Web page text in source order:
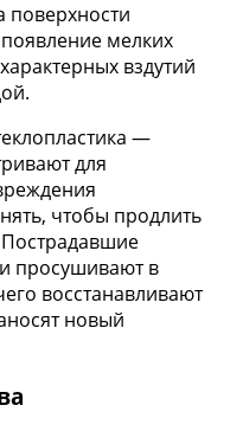
поверхности
мелких
вздутий
—
для
чтобы продлить
Пострадавшие
просушивают в
восстанавливают
новый